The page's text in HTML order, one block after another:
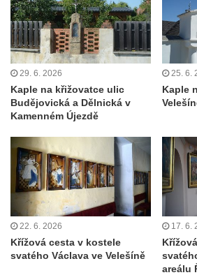
Chloumečku v Mělníku
Hřbitovní kaple v Trávníku
Hřbitovní kaple ve Svoru
Kaple na rozcestí v jižní části Budyně
Ohří
Kaple v centru Roudníčku
Kaple v Brníkově
Kostel svatého Floriána v Podbradci
Kaple na západním okraji Ředhoště
Kostel svatého Jiljí v Ředhošti
Kaple severně od Ředhoště
Kostel Nanebevzetí Panny Marie v
29. 6. 2026
Kaple na křižovatce ulic
Budějovická a Dělnická v
Kamenném Újezdě
25. 6.
Kaple
22. 6. 2026
Křížová cesta v kostele
svatého Václava ve Velešíně
17. 6.
areálu